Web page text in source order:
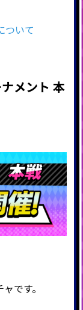
ついて
メント 本
です。